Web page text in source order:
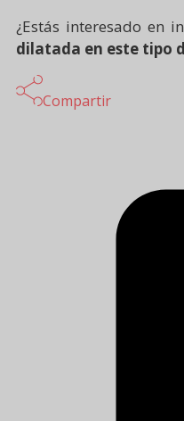
¿Estás interesado en
dilatada en este tipo
Compartir